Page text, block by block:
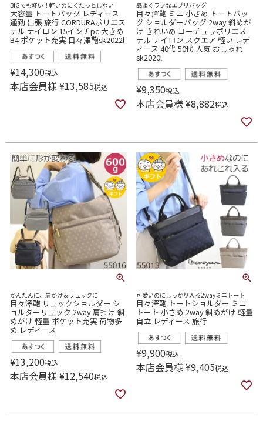
BIGでも軽い！軽いのにくたっとしない
大容量 トートバッグ レディース
通勤 出張 旅行 CORDURAポリエス
テル ナイロン 15インチpc 大きめ
B4 ポケット充実 目々澤鞄sk2022l
¥14,300税込
本店会員様¥13,585税込
品よくラフなエブリバッグ
目々澤鞄 ミニ 小さめ トートバッ
グ ショルダーバッグ 2way 斜めが
け きれいめ コーデュラポリエス
テル ナイロン スクエア 軽い レデ
ィース 40代 50代 人気 おしゃれ
sk2020l
¥9,350税込
本店会員様¥8,882税込
かんたんに、肩かけ＆リュックに
目々澤鞄 リュックショルダー シ
ョルダーリュック 2way 肩掛け 斜
めがけ 軽量 ポケット充実 荷物多
め レディース
¥13,200税込
本店会員様¥12,540税込
可愛いのにしっかり入る2wayミニトート
目々澤鞄 トートショルダー ミニ
トート 小さめ 2way 斜めがけ 軽量
自立 レディース 旅行
¥9,900税込
本店会員様¥9,405税込